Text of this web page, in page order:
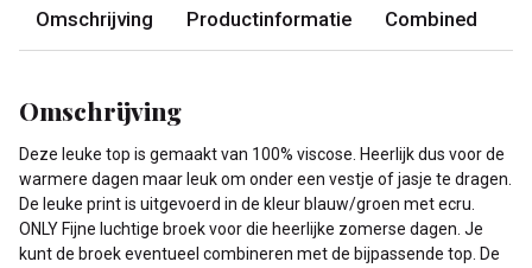
Omschrijving Productinformatie Combined
Omschrijving
Deze leuke top is gemaakt van 100% viscose. Heerlijk dus voor de
warmere dagen maar leuk om onder een vestje of jasje te dragen.
De leuke print is uitgevoerd in de kleur blauw/groen met ecru.
ONLY Fijne luchtige broek voor die heerlijke zomerse dagen. Je
kunt de broek eventueel combineren met de bijpassende top. De